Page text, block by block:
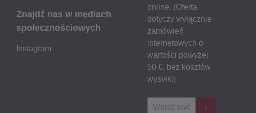
Znajdź nas w mediach
społecznościowych
Instagram
online. (Oferta
dotyczy wyłącznie
zamówień
internetowych o
wartości powyżej
50 €, bez kosztów
wysyłki)